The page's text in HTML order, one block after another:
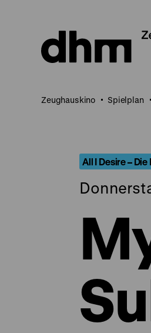
Seiteninhalt
springen
Zeughauskino Spielplan
All I Desire –